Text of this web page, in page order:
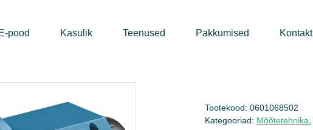
E-pood Kasulik Teenused Pakkumised Kontakt
Tootekood:0601068502
Kategooriad: Mõõtetehnika